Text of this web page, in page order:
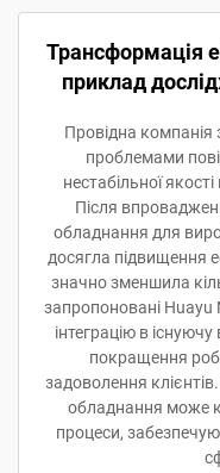
Трансформація
приклад
Провідна компанія
проблемами
нестабільної
Після
обладнання для
досягла підвищення
значно зменшила
запропоновані Huayu
інтеграцію в
покращення
задоволення
обладнання може
процеси,